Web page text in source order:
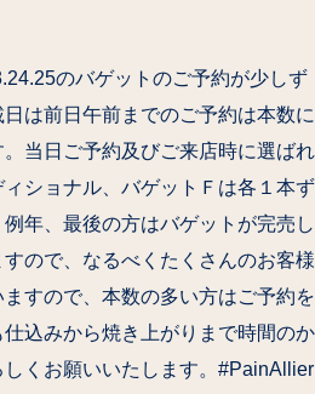
のバゲットのご予約が少しず
は前日午前までのご予約は本数に
当日ご予約及びご来店時に選ばれ
ショナル、バゲットＦは各１本ず
年、最後の方はバゲットが完売し
ので、なるべくたくさんのお客様
すので、本数の多い方はご予約を
込みから焼き上がりまで時間のか
くお願いいたします。#PainAllier